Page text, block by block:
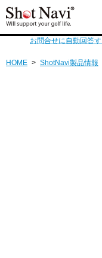
お問合せに自動回答
HOME > ShotNavi製品情報